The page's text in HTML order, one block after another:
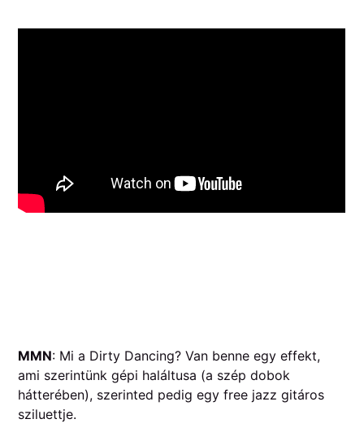
MMN: Mi a Dirty Dancing? Van benne egy effekt,
ami szerintünk gépi haláltusa (a szép dobok
hátterében), szerinted pedig egy free jazz gitáros
sziluettje.